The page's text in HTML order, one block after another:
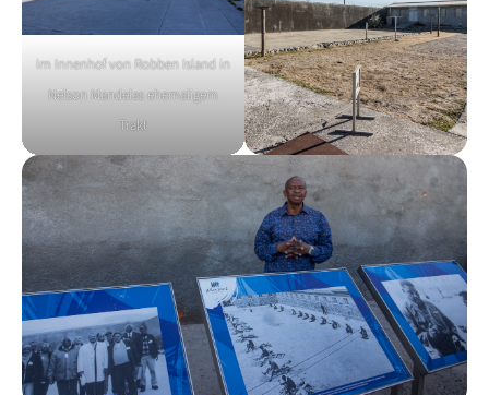
Im Innenhof von Robben Island in
Nelson Mandelas ehemaligem
Trakt